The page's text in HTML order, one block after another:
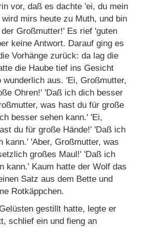
vor, daß es dachte 'ei, du mein
mirs heute zu Muth, und bin
Großmutter!' Es rief 'guten
keine Antwort. Darauf ging es
Vorhänge zurück: da lag die
die Haube tief ins Gesicht
aus. 'Ei, Großmutter,
Ohren!' 'Daß ich dich besser
was hast du für große
besser sehen kann.' 'Ei,
du für große Hände!' 'Daß ich
kann.' 'Aber, Großmutter, was
großes Maul!' 'Daß ich
kann.' Kaum hatte der Wolf das
Satz aus dem Bette und
Rotkäppchen.
gestillt hatte, legte er
schlief ein und fieng an